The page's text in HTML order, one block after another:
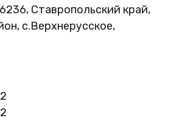
Ставропольский край,
с.Верхнерусское,